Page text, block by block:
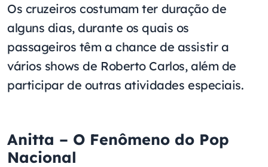
Os cruzeiros costumam ter duração de
alguns dias, durante os quais os
passageiros têm a chance de assistir a
vários shows de Roberto Carlos, além de
participar de outras atividades especiais.
Anitta – O Fenômeno do Pop
Nacional